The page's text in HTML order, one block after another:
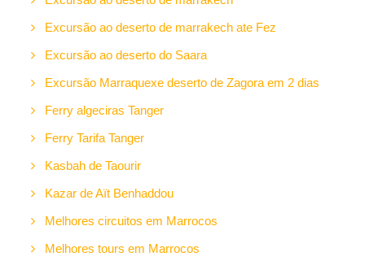
Excursão ao deserto de marrakech ate Fez
Excursão ao deserto do Saara
Excursão Marraquexe deserto de Zagora em 2 dias
Ferry algeciras Tanger
Ferry Tarifa Tanger
Kasbah de Taourir
Kazar de Aït Benhaddou
Melhores circuitos em Marrocos
Melhores tours em Marrocos